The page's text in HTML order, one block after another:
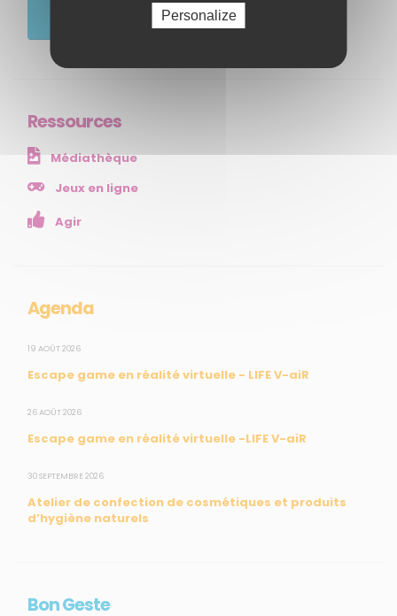
Ressources
Médiathèque
Jeux en ligne
Agir
Agenda
19 AOÛT 2026
Escape game en réalité virtuelle - LIFE V-aiR
26 AOÛT 2026
Escape game en réalité virtuelle -LIFE V-aiR
30 SEPTEMBRE 2026
Atelier de confection de cosmétiques et produits
d’hygiène naturels
Bon Geste
NOS SERVICES
Presse
Collectivités
Mesures réglementaires
SUIVEZ-NOUS
CONTACT
Mail : info@madininair.fr
Personalize